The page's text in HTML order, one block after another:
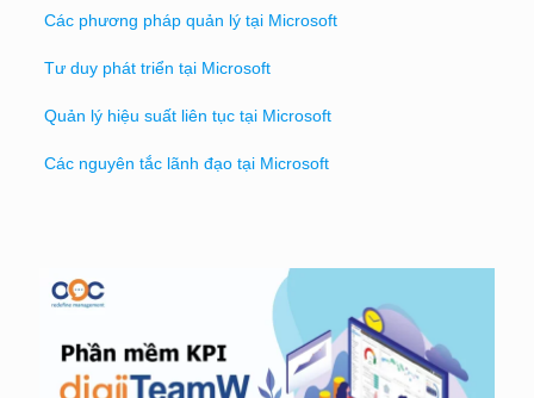
Các phương pháp quản lý tại Microsoft
Tư duy phát triển tại Microsoft
Quản lý hiệu suất liên tục tại Microsoft
Các nguyên tắc lãnh đạo tại Microsoft